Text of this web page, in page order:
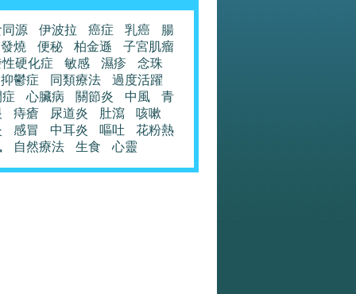
源 伊波拉 癌症 乳癌
腸
發燒
便秘 柏金遜
子宮肌瘤
硬化症
敏感 濕疹
念珠
抑鬱症
同類療法
過度活躍
心臟病 關節炎 中風
青
痔瘡 尿道炎 肚瀉
咳嗽
感冒 中耳炎 嘔吐
花粉熱
自然療法 生食 心靈